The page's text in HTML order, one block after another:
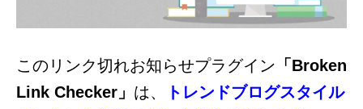
このリンク切れお知らせプラグイン 「Broken
Link Checker」 は、
トレンドブログスタイル